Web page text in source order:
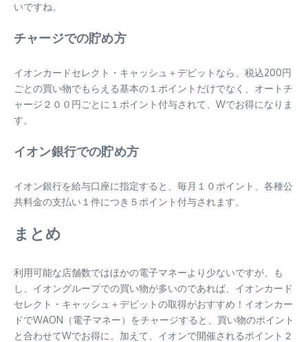
いですね。
チャージでの貯め方
イオンカードセレクト・キャッシュ＋デビットなら、税込200円
ごとの買い物でもらえる基本の１ポイントだけでなく、オートチ
ャージ２００円ごとに１ポイント付与されて、Wでお得になりま
す。
イオン銀行での貯め方
イオン銀行を給与口座に指定すると、毎月１０ポイント、各種公
共料金の支払い１件につき５ポイント付与されます。
まとめ
利用可能な店舗数ではほかの電子マネーより少ないですが、も
し、イオングループでの買い物が多いのであれば、イオンカード
セレクト・キャッシュ＋デビットの取得がおすすめ！イオンカー
ドでWAON（電子マネー）をチャージすると、買い物のポイント
と合わせてWでお得に。加えて、イオンで開催されるポイント２